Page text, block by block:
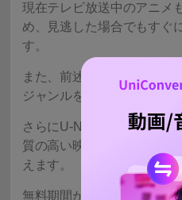
現在テレビ放送中のアニメ
め、見逃した場合でもすぐ
す。
また、前述の通りアニメ以
ジャンルを問わず楽しむこ
さらにU-NEXTは、画質や
質の高い映像を快適に鑑賞
えます。
無料期間が終了した後の月